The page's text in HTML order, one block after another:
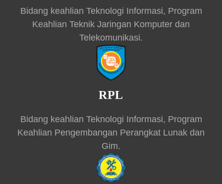
Bidang keahlian Teknologi Informasi, Program
Keahlian Teknik Jaringan Komputer dan
Telekomunikasi.
RPL
Bidang keahlian Teknologi Informasi, Program
Keahlian Pengembangan Perangkat Lunak dan
Gim.